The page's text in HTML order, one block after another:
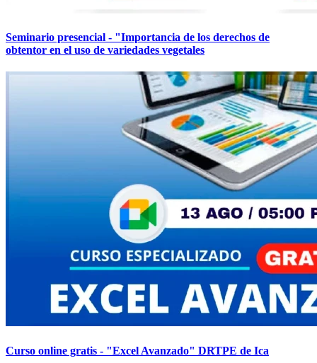
Seminario presencial - "Importancia de los derechos de
obtentor en el uso de variedades vegetales
Curso online gratis - "Excel Avanzado" DRTPE de Ica